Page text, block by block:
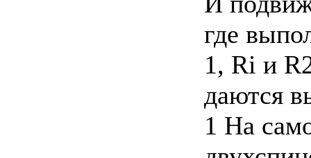
где
1, Ri и
даются
1 На